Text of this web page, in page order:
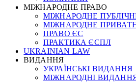
МІЖНАРОДНЕ ПРАВО
МІЖНАРОДНЕ
МІЖНАРОДНЕ
ПРАВО ЄС
ПРАКТИКА ЄСПЛ
UKRAINIAN LAW
ВИДАННЯ
УКРАЇНСЬКІ ВИДАННЯ
МІЖНАРОДНІ